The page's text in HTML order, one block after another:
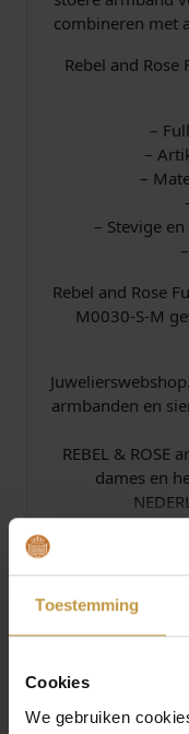
Toestemming
Cookies
We gebruiken
combineren met
Rebel and
–
–
–
– Stevige
Rebel and Rose
M0030-S-M
armbanden en
REBEL &
dames en
Specificaties
Over Rebel